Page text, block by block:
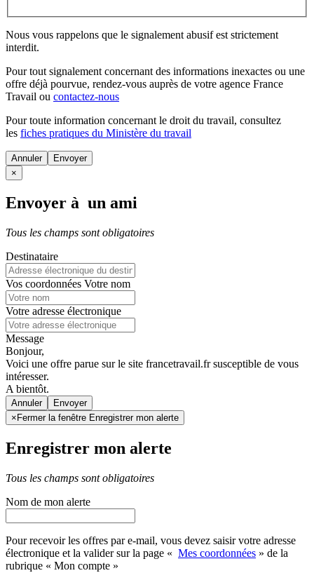
Nous vous rappelons que le signalement abusif est strictement
interdit.
Pour tout signalement concernant des informations inexactes ou une
offre déjà pourvue, rendez-vous auprès de votre agence France
Travail ou contactez-nous
Pour toute information concernant le droit du travail, consultez
les fiches pratiques du Ministère du travail
Annuler
×
Envoyer à un ami
Tous les champs sont obligatoires
Destinataire
Vos coordonnées Votre nom
Votre adresse électronique
Message
Bonjour,
Voici une offre parue sur le site francetravail.fr susceptible de vous
intéresser.
A bientôt.
Annuler
× Fermer la fenêtre Enregistrer mon alerte
Enregistrer mon alerte
Tous les champs sont obligatoires
Nom de mon alerte
Pour recevoir les offres par e-mail, vous devez saisir votre adresse
électronique et la valider sur la page « Mes coordonnées » de la
rubrique « Mon compte »